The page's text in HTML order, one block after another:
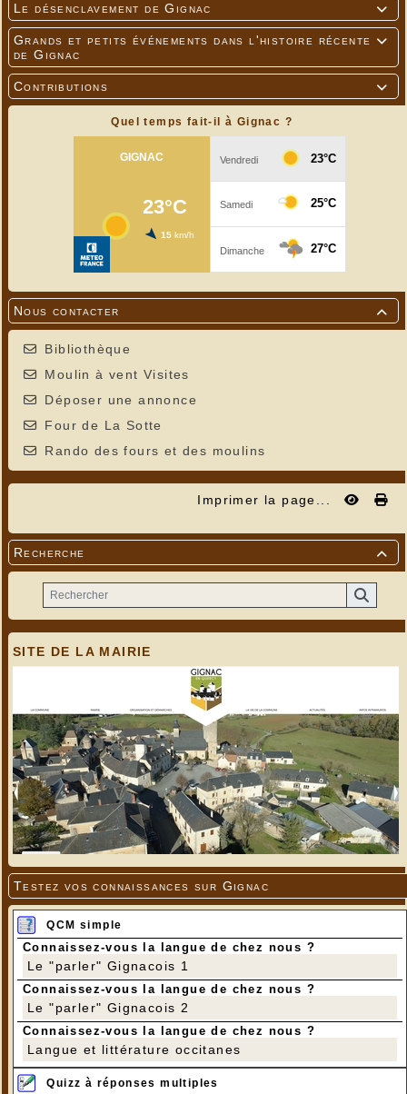

Le désenclavement de Gignac

Grands et petits événements dans l'histoire récente
de Gignac

Contributions
Quel temps fait-il à Gignac ?

Nous contacter
Bibliothèque
Moulin à vent Visites
Déposer une annonce
Four de La Sotte
Rando des fours et des moulins
Imprimer la page...

Recherche
SITE DE LA MAIRIE
Testez vos connaissances sur Gignac
QCM simple
Connaissez-vous la langue de chez nous ?
Le "parler" Gignacois 1
Connaissez-vous la langue de chez nous ?
Le "parler" Gignacois 2
Connaissez-vous la langue de chez nous ?
Langue et littérature occitanes
Quizz à réponses multiples